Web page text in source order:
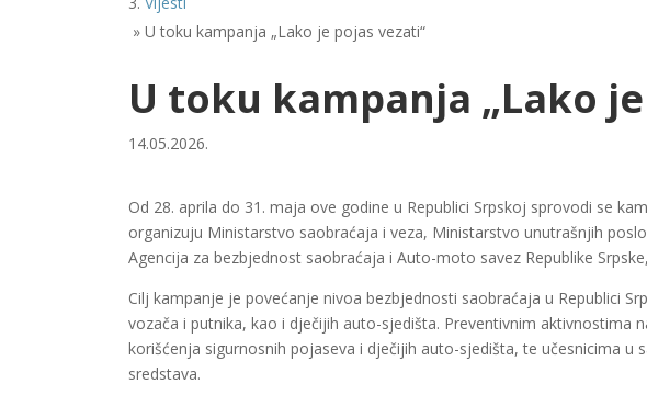
»U toku kampanja „Lako je pojas vezati“
U toku kampanja „Lako
14.05.2026.
Od 28. aprila do 31. maja ove godine u Republici Srpskoj sprovodi se
organizuju Ministarstvo saobraćaja i veza, Ministarstvo unutrašnjih
Agencija za bezbjednost saobraćaja i Auto-moto savez Republike
Cilj kampanje je povećanje nivoa bezbjednosti saobraćaja u Republici
vozača i putnika, kao i dječijih auto-sjedišta. Preventivnim aktivnostima
korišćenja sigurnosnih pojaseva i dječijih auto-sjedišta, te učesnicima u
sredstava.